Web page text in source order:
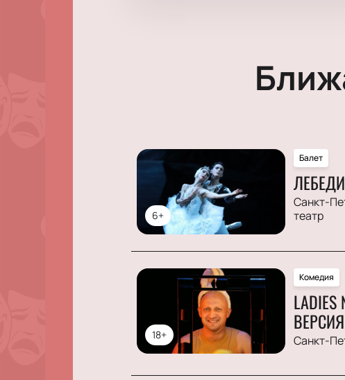
6+
Балет
Санкт-
театр
18+
Комедия
Санкт-